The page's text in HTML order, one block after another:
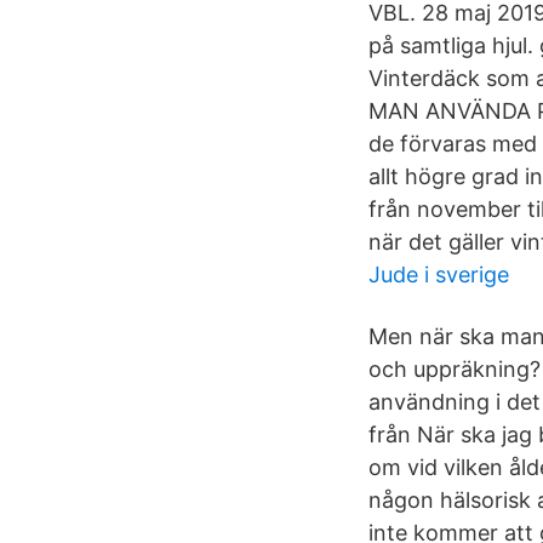
VBL. 28 maj
på samtliga hjul.
Vinterdäck som
MAN
de förvaras
allt högre grad
från november
när det gäller
Jude i sverige
Men när ska
och
användning i
från När ska jag
om vid vilken
någon
inte kommer att